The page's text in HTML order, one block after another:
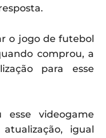
o jogo de futebol
comprou, a
para esse
esse videogame
igual